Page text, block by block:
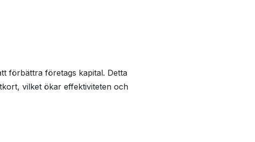
förbättra företags kapital. Detta
vilket ökar effektiviteten och